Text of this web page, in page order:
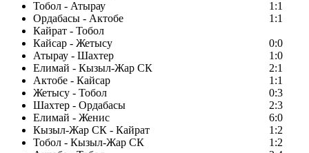
Тобол - Атырау
1:1
Ордабасы - Актобе
1:1
Кайрат - Тобол
Кайсар - Жетысу
0:0
Атырау - Шахтер
1:0
Елимай - Кызыл-Жар СК
2:1
Актобе - Кайсар
1:1
Жетысу - Тобол
0:3
Шахтер - Ордабасы
2:3
Елимай - Женис
6:0
Кызыл-Жар СК - Кайрат
1:2
Тобол - Кызыл-Жар СК
1:2